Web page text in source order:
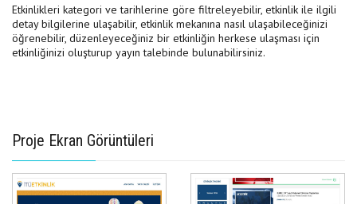
Etkinlikleri kategori ve tarihlerine göre filtreleyebilir, etkinlik ile ilgili
detay bilgilerine ulaşabilir, etkinlik mekanına nasıl ulaşabileceğinizi
öğrenebilir, düzenleyeceğiniz bir etkinliğin herkese ulaşması için
etkinliğinizi oluşturup yayın talebinde bulunabilirsiniz.
Proje Ekran Görüntüleri